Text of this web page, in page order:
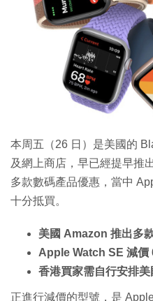
本周五（26 日）是美國的
及網上商店，早已經提早推
多款數碼產品優惠，當中
十分抵買。
美國 Amazon 推出多
Apple Watch SE 減價
香港買家需自行安排
正進行減價的型號，是